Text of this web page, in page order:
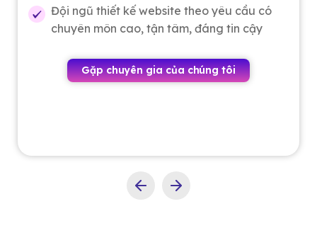
Đội ngũ thiết kế website theo yêu cầu có
chuyên môn cao, tận tâm, đáng tin cậy
Gặp chuyên gia của chúng tôi